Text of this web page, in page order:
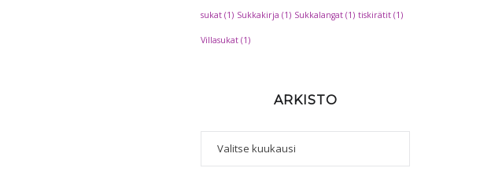
sukat (1) Sukkakirja (1) Sukkalangat (1) tiskirätit (1)
Villasukat (1)
ARKISTO
Arkisto